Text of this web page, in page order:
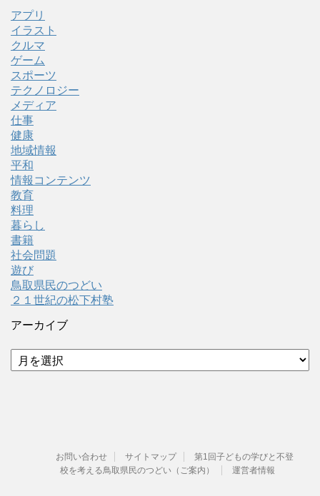
アプリ
イラスト
クルマ
ゲーム
スポーツ
テクノロジー
メディア
仕事
健康
地域情報
平和
情報コンテンツ
教育
料理
暮らし
書籍
社会問題
遊び
鳥取県民のつどい
２１世紀の松下村塾
アーカイブ
ア
ー
お問い合わせ サイトマップ
第1回子どもの学びと不登
校を考える鳥取県民のつどい（ご案内）
運営者情報